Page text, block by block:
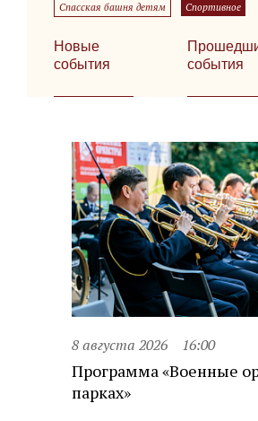
Спасская башня детям Спортивное
Новые
события
события
8 августа 2026 16:00
Программа «Военные
парках»